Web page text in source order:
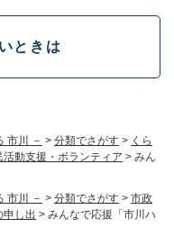
市川 － > 分類でさがす > くら
活動支援・ボランティア > みん
市川 － > 分類でさがす > 市政
申し出 > みんなで応援「市川ハ
ときは